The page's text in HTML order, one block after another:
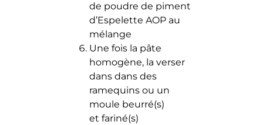
de poudre de piment
d’Espelette AOP au
mélange
Une fois la pâte
homogène, la verser
dans dans des
ramequins ou un
moule beurré(s)
et fariné(s)